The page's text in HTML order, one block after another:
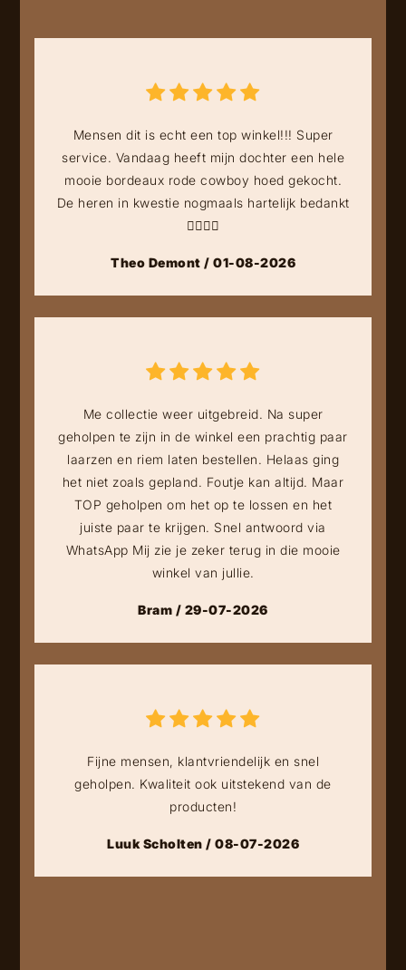
Mensen dit is echt een top winkel!!! Super
service. Vandaag heeft mijn dochter een hele
mooie bordeaux rode cowboy hoed gekocht.
De heren in kwestie nogmaals hartelijk bedankt
👍🏻👍🏻
Theo Demont / 01-08-2026
Me collectie weer uitgebreid. Na super
geholpen te zijn in de winkel een prachtig paar
laarzen en riem laten bestellen. Helaas ging
het niet zoals gepland. Foutje kan altijd. Maar
TOP geholpen om het op te lossen en het
juiste paar te krijgen. Snel antwoord via
WhatsApp Mij zie je zeker terug in die mooie
winkel van jullie.
Bram / 29-07-2026
Fijne mensen, klantvriendelijk en snel
geholpen. Kwaliteit ook uitstekend van de
producten!
Luuk Scholten / 08-07-2026